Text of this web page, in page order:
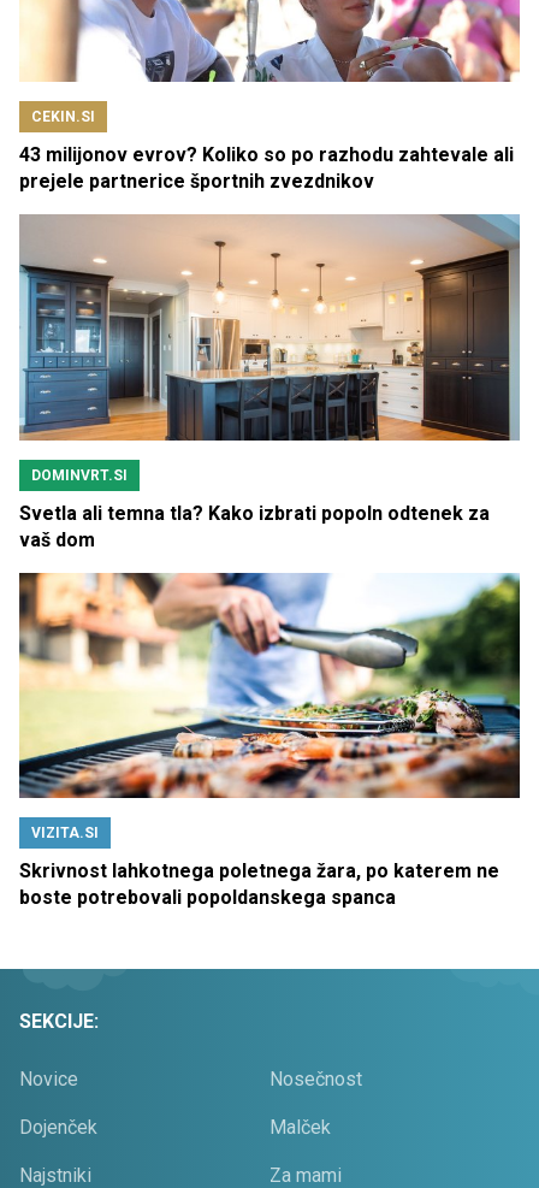
CEKIN.SI
43 milijonov evrov? Koliko so po razhodu zahtevale ali
prejele partnerice športnih zvezdnikov
DOMINVRT.SI
Svetla ali temna tla? Kako izbrati popoln odtenek za
vaš dom
VIZITA.SI
Skrivnost lahkotnega poletnega žara, po katerem ne
boste potrebovali popoldanskega spanca
SEKCIJE:
Novice Nosečnost
Dojenček Malček
Najstniki Za mami